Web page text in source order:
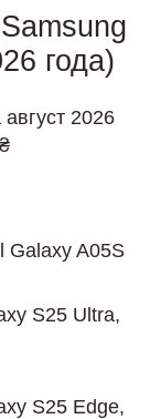
года)
2026
Galaxy A05S
S25 Ultra,
S25 Edge,